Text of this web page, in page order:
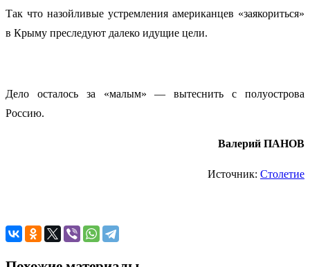
Так что назойливые устремления американцев «заякориться»
в Крыму преследуют далеко идущие цели.
Дело осталось за «малым» — вытеснить с полуострова
Россию.
Валерий ПАНОВ
Источник: Столетие